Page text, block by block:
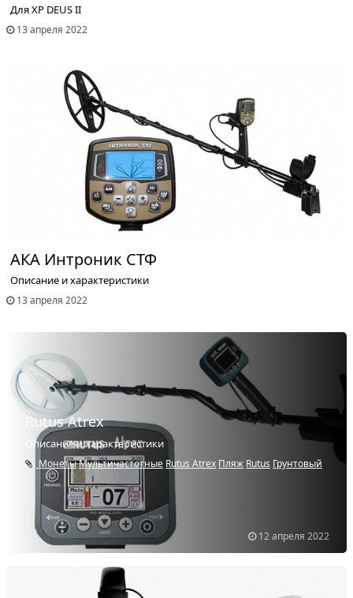
Для XP DEUS II
13 апреля 2022
АКА Интроник СТФ
Описание и характеристики
13 апреля 2022
12 апреля 2022
Rutus Atrex
Описание и характеристики
МонетыМультичастотные Rutus Atrex Пляж Rutus Грунтовый